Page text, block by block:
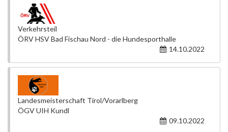
Verkehrsteil
ÖRV HSV Bad Fischau Nord - die Hundesporthalle
14.10.2022
Landesmeisterschaft Tirol/Vorarlberg
ÖGV UIH Kundl
09.10.2022